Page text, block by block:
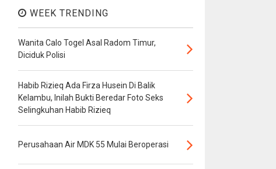
WEEK TRENDING
Wanita Calo Togel Asal Radom Timur,
Diciduk Polisi
Habib Rizieq Ada Firza Husein Di Balik
Kelambu, Inilah Bukti Beredar Foto Seks
Selingkuhan Habib Rizieq
Perusahaan Air MDK 55 Mulai Beroperasi